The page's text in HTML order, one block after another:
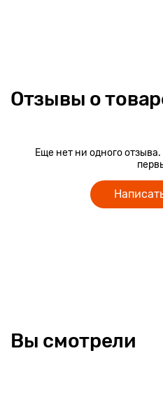
Отзывы о
Еще нет ни одного
Вы смотрели